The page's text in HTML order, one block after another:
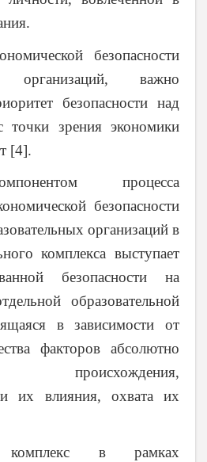
безопасности
организаций, важно
безопасности над
точки зрения экономики
[4].
процесса
безопасности
организаций в
комплекса выступает
безопасности на
образовательной
в зависимости от
факторов абсолютно
происхождения,
их влияния, охвата их
комплекс в рамках